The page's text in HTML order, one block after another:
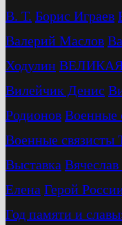
В. Т. Бориc Играев
Валерий Маслов
Ходулин
Вилейчик Денис
Родионов Военные
Военные связисты
Выставка
Елена Герой
Год памяти и